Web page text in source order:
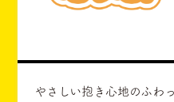
やさしい抱き心地のふわ